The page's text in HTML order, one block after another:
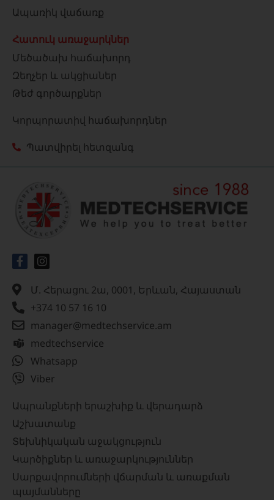
Ապառիկ վաճառք
Հատուկ առաջարկներ
Մեծածախ հաճախորդ
Զեղչեր և ակցիաներ
Թեժ գործարքներ
Կորպորատիվ հաճախորդներ
Պատվիրել հետզանգ
Մ. Հերացու 2ա, 0001, Երևան, Հայաստան
+374 10 57 16 10
manager@medtechservice.am
medtechservice
Whatsapp
Viber
Ապրանքների երաշխիք և վերադարձ
Աշխատանք
Տեխնիկական աջակցություն
Կարծիքներ և առաջարկություններ
Սարքավորումների վճարման և առաքման
պայմանները